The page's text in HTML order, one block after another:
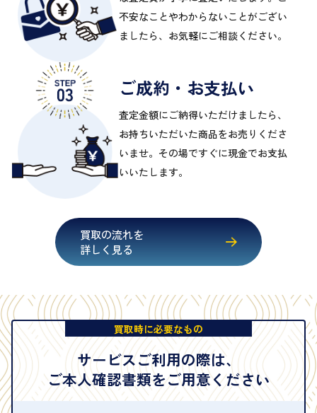
不安なことやわからないことがござい
ましたら、お気軽にご相談ください。
ご成約・お支払い
査定金額にご納得いただけましたら、
お持ちいただいた商品をお売りくださ
いませ。その場ですぐに現金でお支払
いいたします。
買取の流れを
詳しく見る
買取時に必要なもの
サービスご利用の際は、
ご本人確認書類をご用意ください